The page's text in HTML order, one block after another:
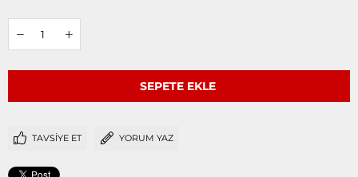
TAVSIYE ET YORUM YAZ